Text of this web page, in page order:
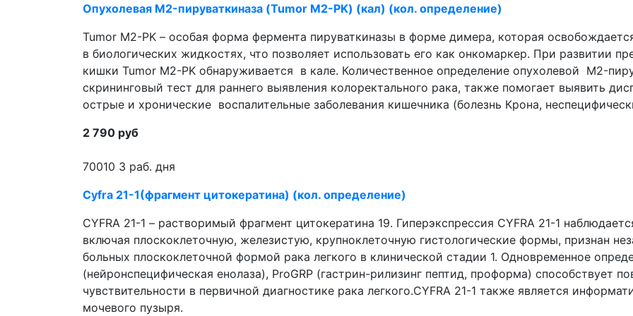
Опухолевая M2-пируваткиназа (Tumor M2-PK) (кал) (кол. определение)
Tumor M2-PK – особая форма фермента пируваткиназы в форме димера, которая
в биологических жидкостях, что позволяет использовать его как онкомаркер. При развитии предраковых заболеваний и рака толстой
кишки Tumor M2-PK обнаруживается в кале. Количественное определение опухолевой M2-
скрининговый тест для раннего выявления колоректального рака, также помогает выявить
острые и хронические воспалительные заболевания кишечника (болезнь Крона,
2 790 руб
70010 3 раб. дня
Cyfra 21-1(фрагмент цитокератина) (кол. определение)
CYFRA 21-1 – растворимый фрагмент цитокератина 19. Гиперэкспрессия CYFRA 21-1
включая плоскоклеточную, железистую, крупноклеточную гистологические формы, признан
больных плоскоклеточной формой рака легкого в клинической стадии 1. Одновременное
(нейронспецифическая енолаза), ProGRP (гастрин-рилизинг пептид, проформа) способствует
чувствительности в первичной диагностике рака легкого.CYFRA 21-1 также является
мочевого пузыря.